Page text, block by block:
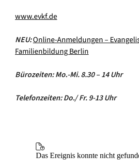
www.evkf.de
NEU:Online-Anmeldungen –
Familienbildung Berlin
Bürozeiten: Mo.-Mi. 8.30 – 14 Uhr
Telefonzeiten: Do./ Fr. 9-13 Uhr